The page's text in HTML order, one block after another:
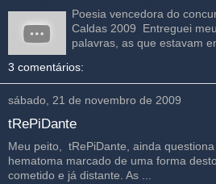
Poesia vencedora do
Caldas 2009 Entreguei
palavras, as que estavam
3 comentários:
sábado, 21 de novembro de 2009
tRePiDante
Meu peito, tRePiDante, ainda
hematoma marcado de uma forma
cometido e já distante. As ...